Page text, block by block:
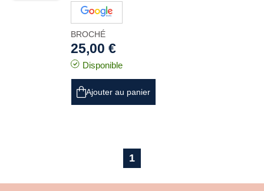
BROCHÉ
25,00 €
Disponible
Ajouter au panier
1